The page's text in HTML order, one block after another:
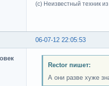
(c) Неизвестный техник
06-07-12 22:05:53
Rector пишет:
А они разве хуже